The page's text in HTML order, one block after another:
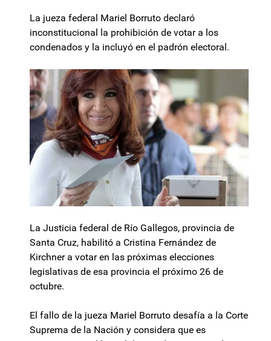
La jueza federal Mariel Borruto declaró
inconstitucional la prohibición de votar a los
condenados y la incluyó en el padrón electoral.
La Justicia federal de Río Gallegos, provincia de
Santa Cruz, habilitó a Cristina Fernández de
Kirchner a votar en las próximas elecciones
legislativas de esa provincia el próximo 26 de
octubre.
El fallo de la jueza Mariel Borruto desafía a la Corte
Suprema de la Nación y considera que es